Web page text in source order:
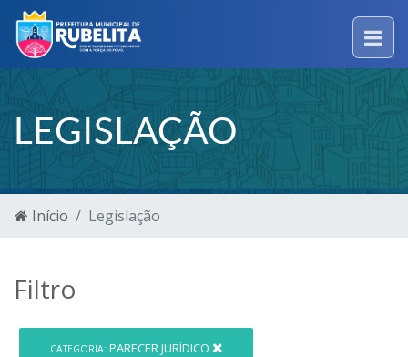
LEGISLAÇÃO
Início Legislação
Filtro
CATEGORIA: PARECER JURÍDICO